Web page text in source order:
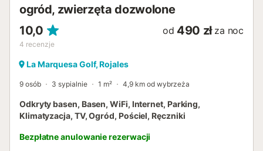
ogród, zwierzęta dozwolone
10,0
4 recenzje
od 490 zł za noc
La Marquesa Golf, Rojales
9 osób 3 sypialnie 1 m² 4,9 km od wybrzeża
Odkryty basen, Basen, WiFi, Internet, Parking,
Klimatyzacja, TV, Ogród, Pościel, Ręczniki
Bezpłatne anulowanie rezerwacji